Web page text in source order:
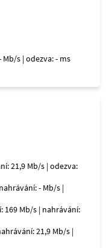
s | odezva: - ms
21,9 Mb/s | odezva:
- Mb/s |
169 Mb/s | nahrávání:
21,9 Mb/s |